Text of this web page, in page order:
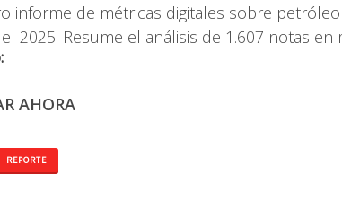
informe de métricas digitales sobre
2025. Resume el análisis de 1.607 notas en
AHORA
REPORTE